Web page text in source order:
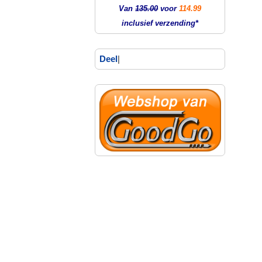
Van135.00voor114.99
inclusief verzending*
Deel|